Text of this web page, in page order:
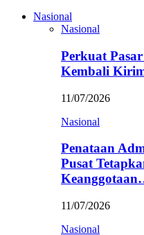
Nasional
Nasional
Perkuat
Kembali
11/07/2026
Nasional
Penataan
Pusat
11/07/2026
Nasional